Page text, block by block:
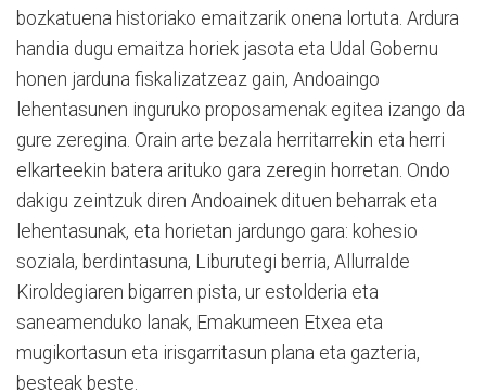
bozkatuena historiako emaitzarik onena lortuta. Ardura
handia dugu emaitza horiek jasota eta Udal Gobernu
honen jarduna fiskalizatzeaz gain, Andoaingo
lehentasunen inguruko proposamenak egitea izango da
gure zeregina. Orain arte bezala herritarrekin eta herri
elkarteekin batera arituko gara zeregin horretan. Ondo
dakigu zeintzuk diren Andoainek dituen beharrak eta
lehentasunak, eta horietan jardungo gara: kohesio
soziala, berdintasuna, Liburutegi berria, Allurralde
Kiroldegiaren bigarren pista, ur estolderia eta
saneamenduko lanak, Emakumeen Etxea eta
mugikortasun eta irisgarritasun plana eta gazteria,
besteak beste.